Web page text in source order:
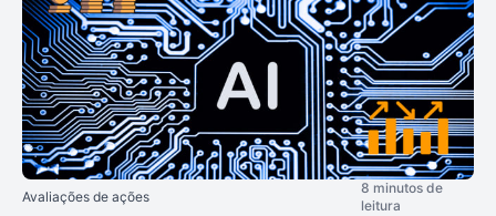
Avaliações de ações
8 minutos de
leitura